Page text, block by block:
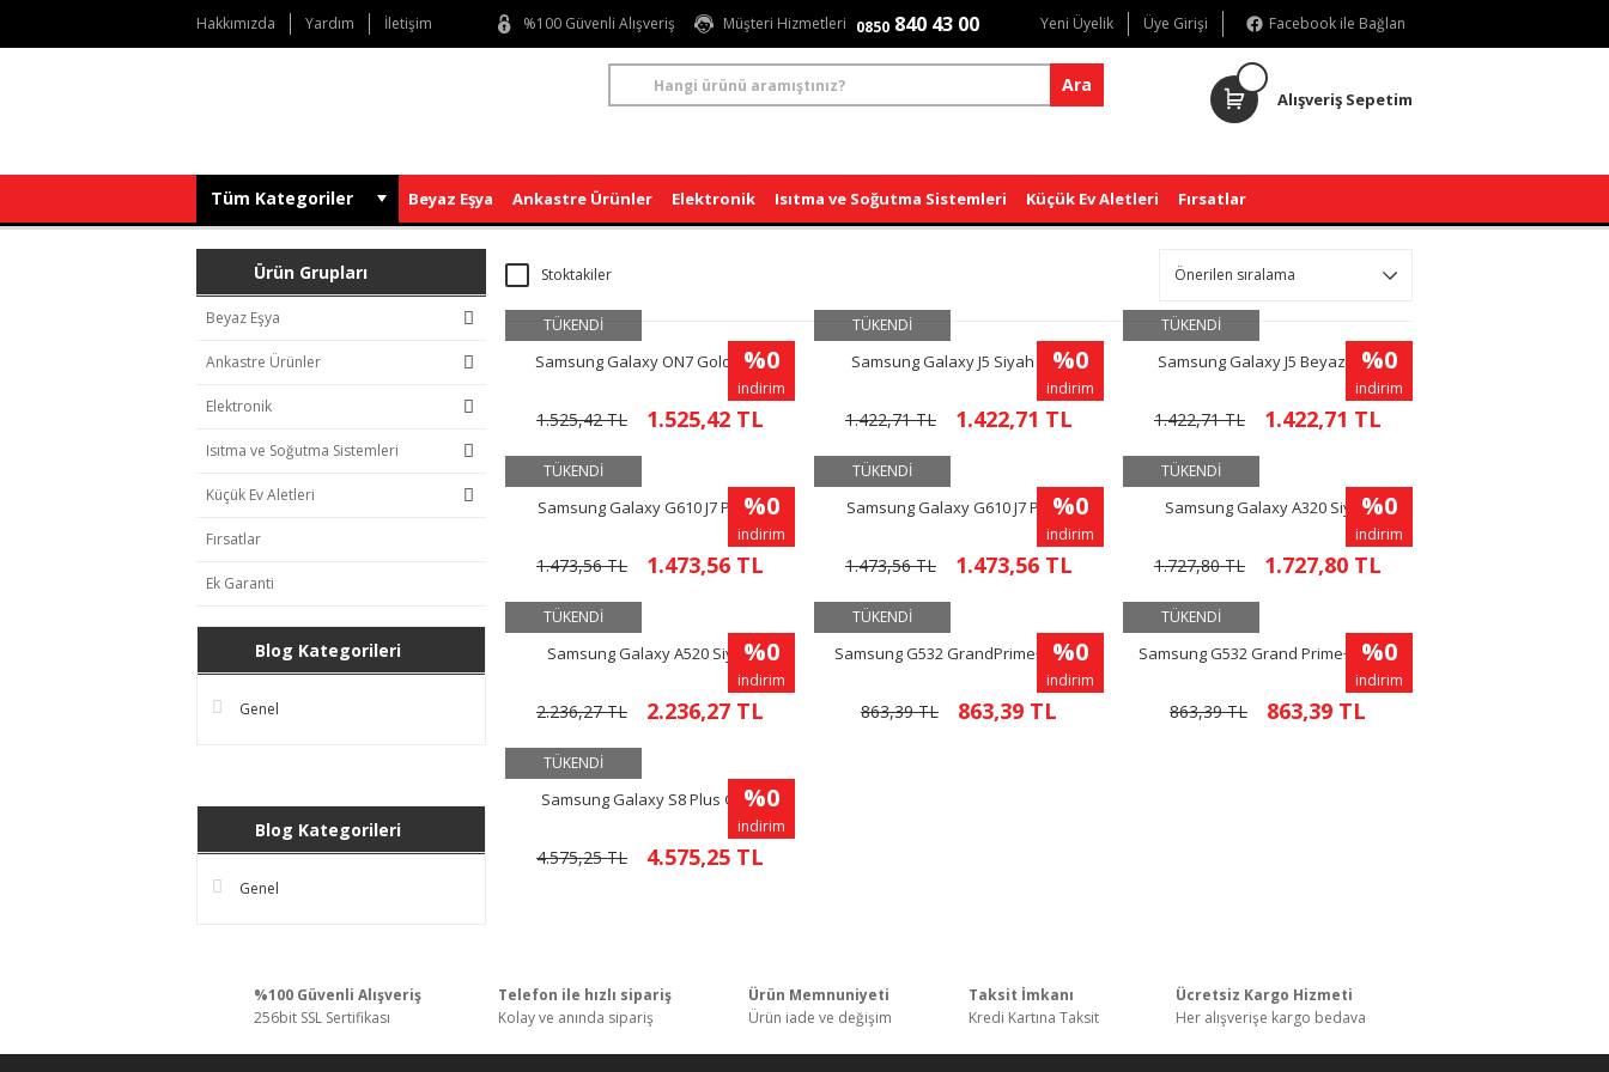
Hakkımızda Yardım İletişim %100 Güvenli Alışveriş Müşteri Hizmetleri 0850 840 43 00 Yeni Üyelik Üye Girişi Facebook ile Bağlan
Ara
Alışveriş Sepetim
Tüm Kategoriler Beyaz Eşya Ankastre Ürünler Elektronik Isıtma ve Soğutma Sistemleri Küçük Ev Aletleri Fırsatlar
Ürün Grupları
Beyaz Eşya
Ankastre Ürünler
Elektronik
Isıtma ve Soğutma Sistemleri
Küçük Ev Aletleri
Fırsatlar
Ek Garanti
Blog Kategorileri
Genel
Blog Kategorileri
Genel
Stoktakiler
%0
indirim
TÜKENDİ
Samsung Galaxy ON7 Gold Cep
1.525,42 TL 1.525,42 TL
%0
indirim
TÜKENDİ
Samsung Galaxy J5 Siyah Cep
1.422,71 TL 1.422,71 TL
%0
indirim
TÜKENDİ
Samsung Galaxy J5 Beyaz Cep
1.422,71 TL 1.422,71 TL
%0
indirim
TÜKENDİ
Samsung Galaxy G610 J7 Prime
1.473,56 TL 1.473,56 TL
%0
indirim
TÜKENDİ
Samsung Galaxy G610 J7 Prime
1.473,56 TL 1.473,56 TL
%0
indirim
TÜKENDİ
Samsung Galaxy A320 Siyah
1.727,80 TL 1.727,80 TL
%0
indirim
TÜKENDİ
Samsung Galaxy A520 Siyah
2.236,27 TL 2.236,27 TL
%0
indirim
TÜKENDİ
Samsung G532 GrandPrime+ Gold
863,39 TL 863,39 TL
%0
indirim
TÜKENDİ
Samsung G532 Grand Prime+ Siyah
863,39 TL 863,39 TL
%0
indirim
TÜKENDİ
Samsung Galaxy S8 Plus Gold
4.575,25 TL 4.575,25 TL
%100 Güvenli Alışveriş
256bit SSL Sertifikası
Telefon ile hızlı sipariş
Kolay ve anında sipariş
Ürün Memnuniyeti
Ürün iade ve değişim
Taksit İmkanı
Kredi Kartına Taksit
Ücretsiz Kargo Hizmeti
Her alışverişe kargo bedava